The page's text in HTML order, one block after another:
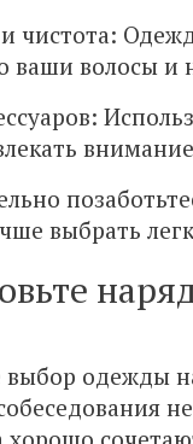
чистота:
ваши волосы и
выбрать
выбор одежды